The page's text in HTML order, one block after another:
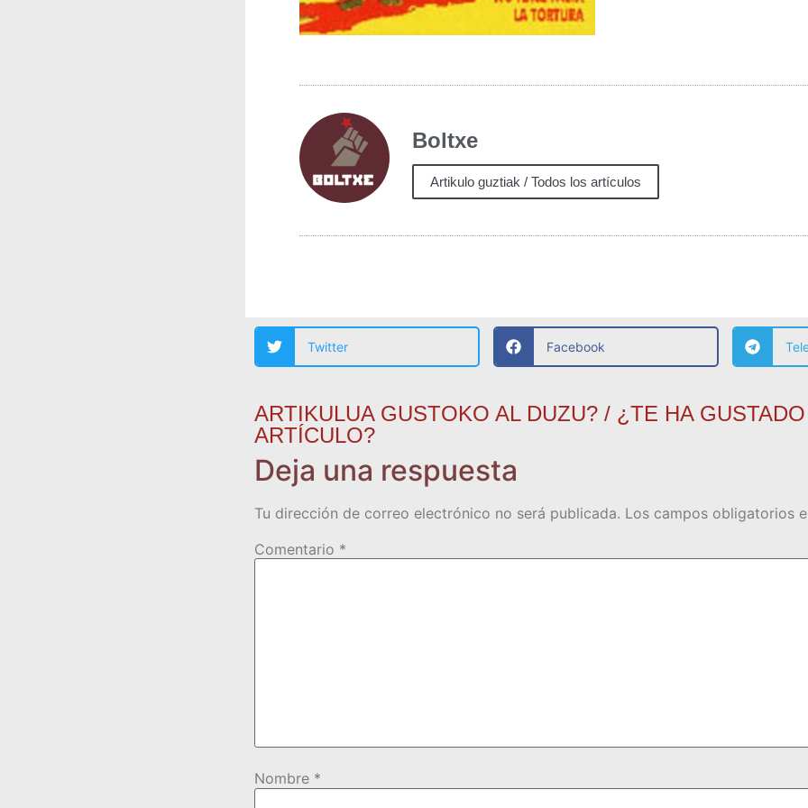
Boltxe
Artikulo guztiak / Todos los artículos
Twitter Facebook
ARTIKULUA GUSTOKO AL DUZU? / ¿TE HA
ARTÍCULO?
Deja una respuesta
Tu dirección de correo electrónico no será publicada. Los campos obligatorios
Comentario *
Nombre *